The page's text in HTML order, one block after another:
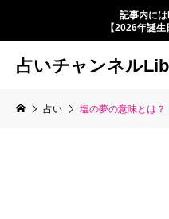
記事内には
【2026年誕
占いチャンネル
占い 塩の夢の意味とは